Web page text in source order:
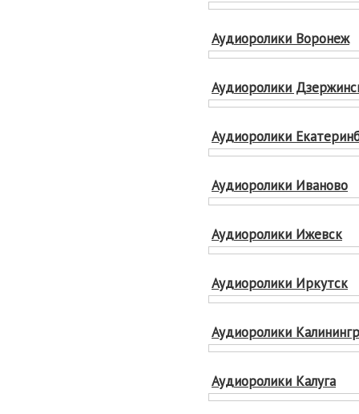
Аудиоролики Воронеж
Аудиоролики
Аудиоролики
Аудиоролики Иваново
Аудиоролики Ижевск
Аудиоролики Иркутск
Аудиоролики
Аудиоролики Калуга